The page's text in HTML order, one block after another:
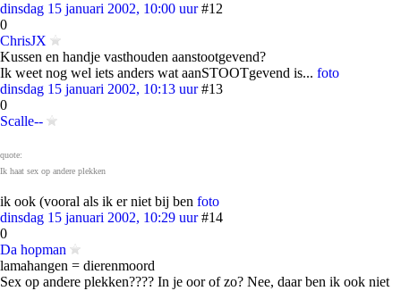
dinsdag 15 januari 2002, 10:00 uur #12
0
ChrisJX
Kussen en handje vasthouden aanstootgevend?
Ik weet nog wel iets anders wat aanSTOOTgevend is... foto
dinsdag 15 januari 2002, 10:13 uur #13
0
Scalle--
quote:
Ik haat sex op andere plekken
ik ook (vooral als ik er niet bij ben foto
dinsdag 15 januari 2002, 10:29 uur #14
0
Da hopman
lamahangen = dierenmoord
Sex op andere plekken???? In je oor of zo? Nee, daar ben ik ook niet